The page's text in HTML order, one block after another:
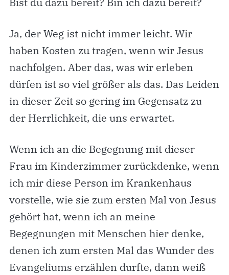
Ja, der Weg ist nicht immer leicht. Wir
haben Kosten zu tragen, wenn wir Jesus
nachfolgen. Aber das, was wir erleben
dürfen ist so viel größer als das. Das Leiden
in dieser Zeit so gering im Gegensatz zu
der Herrlichkeit, die uns erwartet.
Wenn ich an die Begegnung mit dieser
Frau im Kinderzimmer zurückdenke, wenn
ich mir diese Person im Krankenhaus
vorstelle, wie sie zum ersten Mal von Jesus
gehört hat, wenn ich an meine
Begegnungen mit Menschen hier denke,
denen ich zum ersten Mal das Wunder des
Evangeliums erzählen durfte, dann weiß